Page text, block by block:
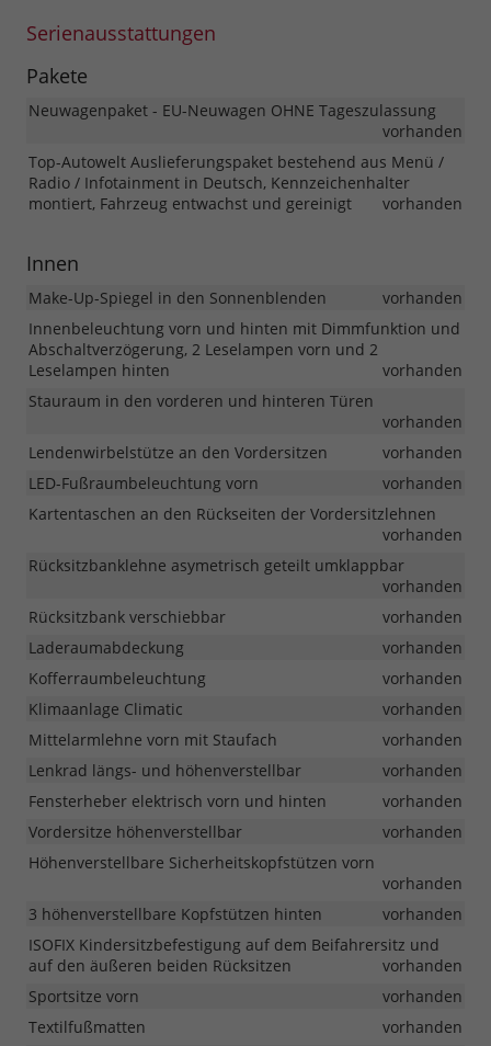
Serienausstattungen
Pakete
Neuwagenpaket - EU-Neuwagen OHNE Tageszulassung
vorhanden
Top-Autowelt Auslieferungspaket bestehend aus Menü /
Radio / Infotainment in Deutsch, Kennzeichenhalter
montiert, Fahrzeug entwachst und gereinigt
vorhanden
Innen
Make-Up-Spiegel in den Sonnenblenden
vorhanden
Innenbeleuchtung vorn und hinten mit Dimmfunktion und
Abschaltverzögerung, 2 Leselampen vorn und 2
Leselampen hinten
vorhanden
Stauraum in den vorderen und hinteren Türen
vorhanden
Lendenwirbelstütze an den Vordersitzen
vorhanden
LED-Fußraumbeleuchtung vorn
vorhanden
Kartentaschen an den Rückseiten der Vordersitzlehnen
vorhanden
Rücksitzbanklehne asymetrisch geteilt umklappbar
vorhanden
Rücksitzbank verschiebbar
vorhanden
Laderaumabdeckung
vorhanden
Kofferraumbeleuchtung
vorhanden
Klimaanlage Climatic
vorhanden
Mittelarmlehne vorn mit Staufach
vorhanden
Lenkrad längs- und höhenverstellbar
vorhanden
Fensterheber elektrisch vorn und hinten
vorhanden
Vordersitze höhenverstellbar
vorhanden
Höhenverstellbare Sicherheitskopfstützen vorn
vorhanden
3 höhenverstellbare Kopfstützen hinten
vorhanden
ISOFIX Kindersitzbefestigung auf dem Beifahrersitz und
auf den äußeren beiden Rücksitzen
vorhanden
Sportsitze vorn
vorhanden
Textilfußmatten
vorhanden